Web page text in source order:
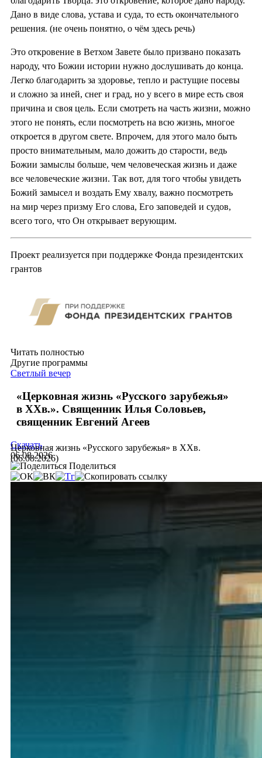
Дано в виде слова, устава и суда, то есть окончательного
решения. (не очень понятно, о чём здесь речь)
Это откровение в Ветхом Завете было призвано показать
народу, что Божии истории нужно дослушивать до конца.
Легко благодарить за здоровье, тепло и растущие посевы
и сложно за иней, снег и град, но у всего в мире есть своя
причина и своя цель. Если смотреть на часть жизни, можно
этого не понять, если посмотреть на всю жизнь, многое
откроется в другом свете. Впрочем, для этого мало быть
просто внимательным, мало дожить до старости, ведь
Божии замыслы больше, чем человеческая жизнь и даже
все человеческие жизни. Так вот, для того чтобы увидеть
Божий замысел и воздать Ему хвалу, важно посмотреть
на мир через призму Его слова, Его заповедей и судов,
всего того, что Он открывает верующим.
Проект реализуется при поддержке Фонда президентских
грантов
Читать полностью
Другие программы
Светлый вечер
«Церковная жизнь «Русского зарубежья»
в ХХв.». Священник Илья Соловьев,
священник Евгений Агеев
Церковная жизнь «Русского зарубежья» в ХХв.
(06.08.2026)
Скачать
06.08.2026
Поделиться